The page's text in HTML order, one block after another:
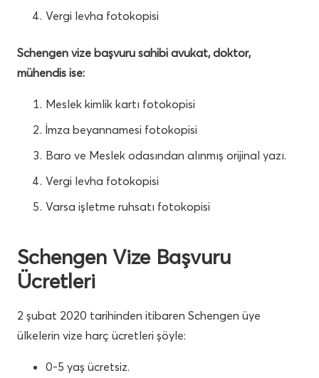
Vergi levha fotokopisi
Schengen vize başvuru sahibi avukat, doktor,
mühendis ise:
Meslek kimlik kartı fotokopisi
İmza beyannamesi fotokopisi
Baro ve Meslek odasından alınmış orijinal yazı.
Vergi levha fotokopisi
Varsa işletme ruhsatı fotokopisi
Schengen Vize Başvuru
Ücretleri
2 şubat 2020 tarihinden itibaren Schengen üye
ülkelerin vize harç ücretleri şöyle:
0-5 yaş ücretsiz.